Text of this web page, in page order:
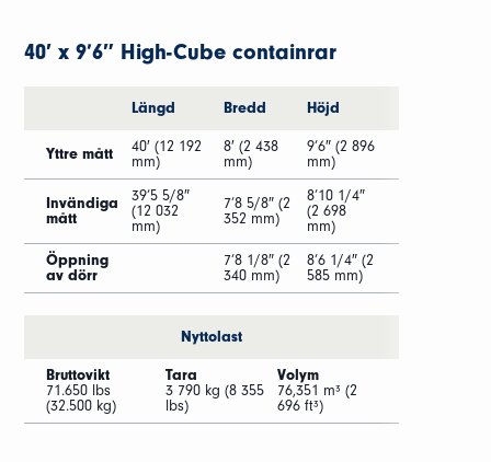
40′ x 9’6″ High-Cube containrar
Längd Bredd Höjd
Yttre mått
40′ (12 192
mm)
8′ (2 438
mm)
9’6″ (2 896
mm)
Invändiga
mått
39’5 5/8″
(12 032
mm)
7’8 5/8″ (2
352 mm)
8’10 1/4″
(2 698
mm)
Öppning
av dörr
7’8 1/8″ (2
340 mm)
8’6 1/4″ (2
585 mm)
Nyttolast
Bruttovikt
71.650 lbs
(32.500 kg)
Tara
3 790 kg (8 355
lbs)
Volym
76,351 m³ (2
696 ft³)